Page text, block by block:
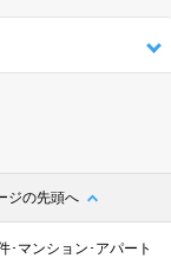
ジの先頭へ
･マンション･アパート